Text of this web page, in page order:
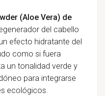
(Aloe Vera) de
del cabello
efecto hidratante del
como si fuera
un tonalidad verde y
para integrarse
ecológicos.